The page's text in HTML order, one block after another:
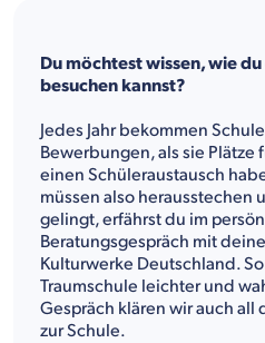
Du möchtest wissen, wie
besuchen kannst?
Jedes Jahr bekommen
Bewerbungen, als sie Plätze
einen Schüleraustausch
müssen also herausstechen
gelingt, erfährst du im
Beratungsgespräch mit
Kulturwerke Deutschland.
Traumschule leichter und
Gespräch klären wir auch all
zur Schule.